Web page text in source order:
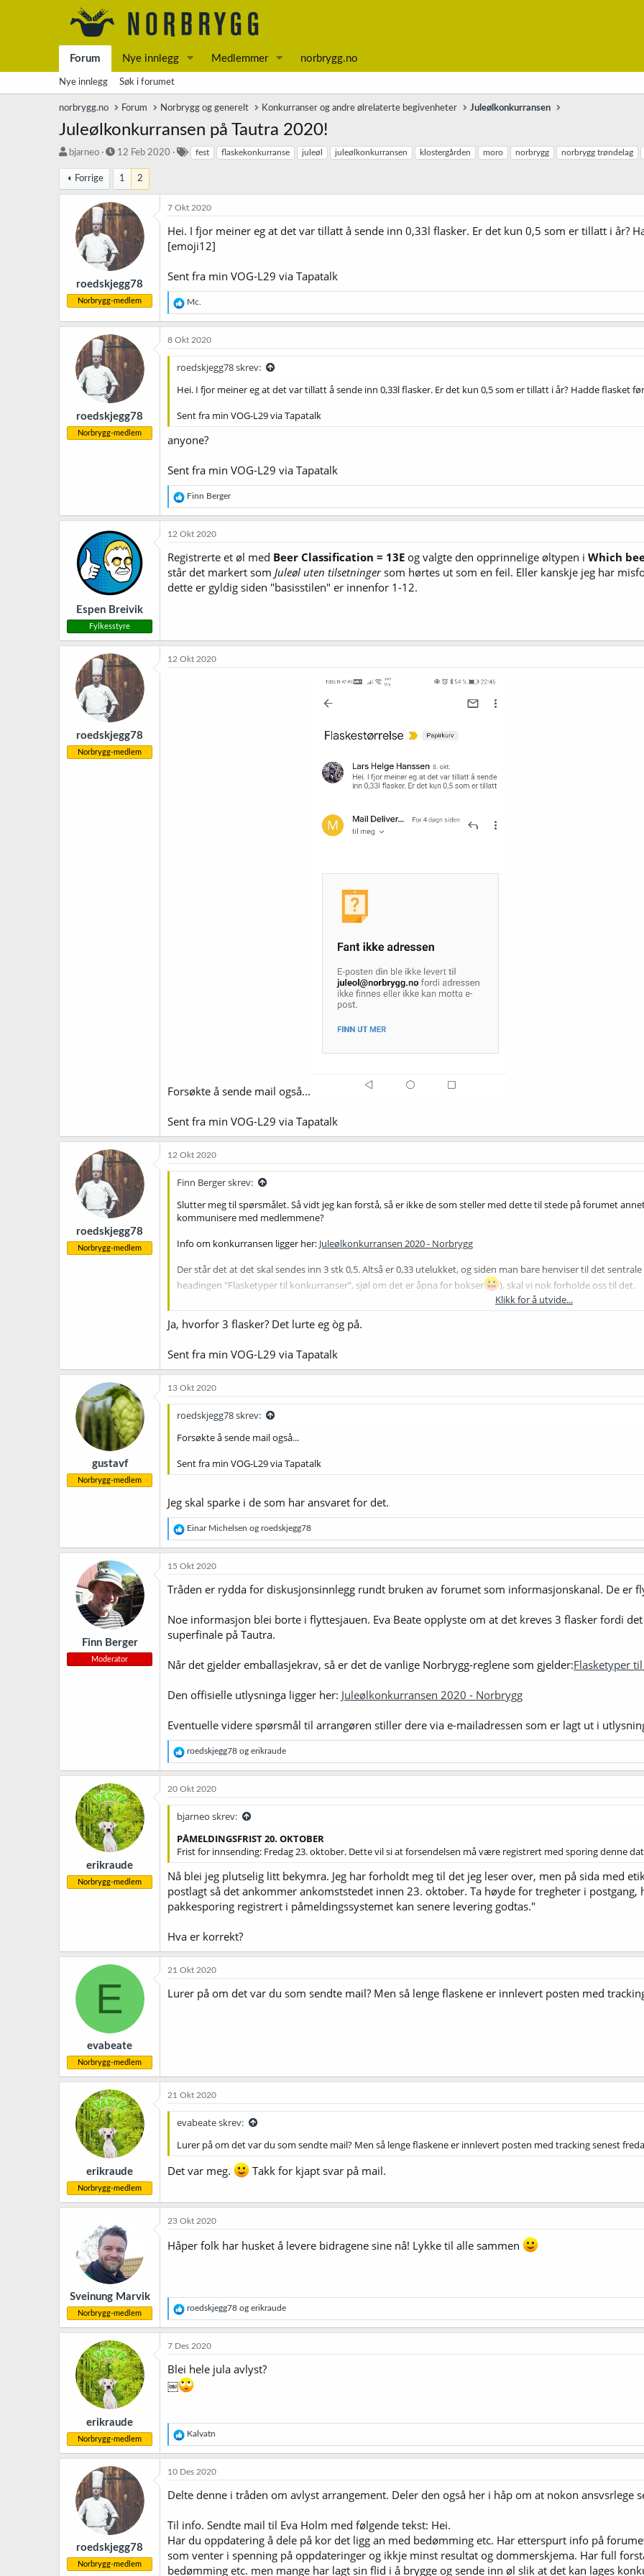
Forum Nye innlegg Medlemmer norbrygg.no
Nye innlegg Søk i forumet
norbrygg.no Forum Norbrygg og generelt Konkurranser og andre ølrelaterte begivenheter Juleølkonkurransen
Juleølkonkurransen på Tautra 2020!
T
å
d
bjarneo
S
a
r
t
d
a
t
o
12 Feb 2020
k
r
d
fest flaskekonkurranse juleøl juleølkonkurransen klostergården moro norbrygg norbrygg trøndelag
Forrige 1 2
roedskjegg78
Norbrygg-medlem
7 Okt 2020
Hei. I fjor meiner eg at det var tillatt å sende inn 0,33l flasker. Er det kun 0,5 som er tillatt i år?
[emoji12]
Sent fra min VOG-L29 via Tapatalk
R
e
a
k
j
o
e
:
Mc.
roedskjegg78
Norbrygg-medlem
8 Okt 2020
roedskjegg78 skrev:
Hei. I fjor meiner eg at det var tillatt å sende inn 0,33l flasker. Er det kun 0,5 som er tillatt i år? Hadde flasket
Sent fra min VOG-L29 via Tapatalk
anyone?
Sent fra min VOG-L29 via Tapatalk
R
e
a
k
j
o
n
e
Finn Berger
Espen Breivik
Fylkesstyre
12 Okt 2020
Registrerte et øl med Beer Classification = 13E og valgte den opprinnelige øltypen i Which
står det markert som Juleøl uten tilsetningersom hørtes ut som en feil. Eller kanskje jeg har
dette er gyldig siden "basisstilen" er innenfor 1-12.
roedskjegg78
Norbrygg-medlem
12 Okt 2020
Forsøkte å sende mail også...
Sent fra min VOG-L29 via Tapatalk
roedskjegg78
Norbrygg-medlem
12 Okt 2020
Finn Berger skrev:
Slutter meg til spørsmålet. Så vidt jeg kan forstå, så er ikke de som steller med dette til stede på forumet
kommunisere med medlemmene?
Info om konkurransen ligger her: Juleølkonkurransen 2020 - Norbrygg
Der står det at det skal sendes inn 3 stk 0,5. Altså er 0,33 utelukket, og siden man bare henviser til det
headingen "Flasketyper til konkurranser", sjøl om det er åpna for bokser
), skal vi nok forholde oss til det.
Klikk for å utvide...
Ja, hvorfor 3 flasker? Det lurte eg òg på.
Sent fra min VOG-L29 via Tapatalk
gustavf
Norbrygg-medlem
13 Okt 2020
roedskjegg78 skrev:
Forsøkte å sende mail også...
Sent fra min VOG-L29 via Tapatalk
Jeg skal sparke i de som har ansvaret for det.
R
e
a
k
j
o
e
Einar Michelsen og roedskjegg78
Finn Berger
Moderator
15 Okt 2020
Tråden er rydda for diskusjonsinnlegg rundt bruken av forumet som informasjonskanal. De er
Noe informasjon blei borte i flyttesjauen. Eva Beate opplyste om at det kreves 3 flasker fordi
superfinale på Tautra.
Når det gjelder emballasjekrav, så er det de vanlige Norbrygg-reglene som gjelder:Flasketyper
Den offisielle utlysninga ligger her: Juleølkonkurransen 2020 - Norbrygg
Eventuelle videre spørsmål til arrangøren stiller dere via e-mailadressen som er lagt ut i
R
e
a
k
j
o
e
r
roedskjegg78 og erikraude
erikraude
Norbrygg-medlem
20 Okt 2020
bjarneo skrev:
PÅMELDINGSFRIST 20. OKTOBER
Frist for innsending: Fredag 23. oktober. Dette vil si at forsendelsen må være registrert med sporing denne
Nå blei jeg plutselig litt bekymra. Jeg har forholdt meg til det jeg leser over, men på sida med
postlagt så det ankommer ankomststedet innen 23. oktober. Ta høyde for tregheter i
pakkesporing registrert i påmeldingssystemet kan senere levering godtas."
Hva er korrekt?
E
evabeate
Norbrygg-medlem
21 Okt 2020
Lurer på om det var du som sendte mail? Men så lenge flaskene er innlevert posten med
erikraude
Norbrygg-medlem
21 Okt 2020
evabeate skrev:
Lurer på om det var du som sendte mail? Men så lenge flaskene er innlevert posten med tracking senest
Det var meg. Takk for kjapt svar på mail.
Sveinung Marvik
Norbrygg-medlem
23 Okt 2020
Håper folk har husket å levere bidragene sine nå! Lykke til alle sammen
R
e
a
o
n
:
roedskjegg78 og erikraude
erikraude
Norbrygg-medlem
7 Des 2020
Blei hele jula avlyst?
￼
R
e
a
o
e
Kalvatn
roedskjegg78
Norbrygg-medlem
10 Des 2020
Delte denne i tråden om avlyst arrangement. Deler den også her i håp om at nokon ansvsrlege
Til info. Sendte mail til Eva Holm med følgende tekst: Hei.
Har du oppdatering å dele på kor det ligg an med bedømming etc. Har etterspurt info på
som venter i spenning på oppdateringer og ikkje minst resultat og dommerskjema. Har full
bedømming etc. men mange har lagt sin flid i å brygge og sende inn øl slik at det kan lages